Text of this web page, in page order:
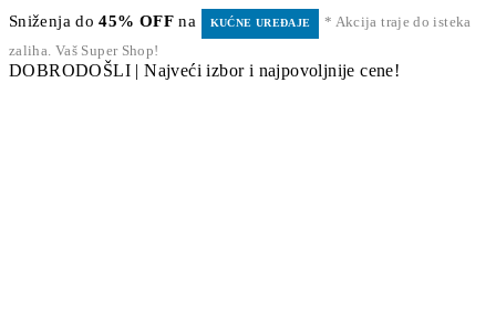
Sniženja do45% OFF na KUĆNE UREĐAJE
* Akcija traje do isteka
zaliha. Vaš Super Shop!
DOBRODOŠLI | Najveći izbor i najpovoljnije cene!